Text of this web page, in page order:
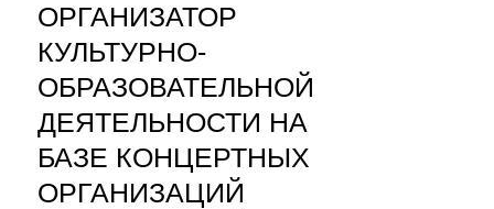
ОРГАНИЗАТОР
КУЛЬТУРНО-
ОБРАЗОВАТЕЛЬНОЙ
ДЕЯТЕЛЬНОСТИ НА
БАЗЕ КОНЦЕРТНЫХ
ОРГАНИЗАЦИЙ